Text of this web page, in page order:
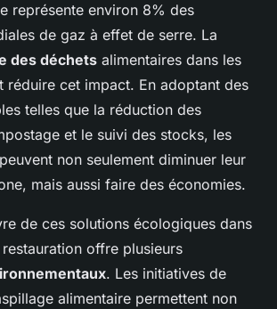
représente environ 8% des
de gaz à effet de serre. La
des déchets alimentaires dans les
réduire cet impact. En adoptant des
telles que la réduction des
et le suivi des stocks, les
non seulement diminuer leur
mais aussi faire des économies.
de ces solutions écologiques dans
offre plusieurs
. Les initiatives de
alimentaire permettent non